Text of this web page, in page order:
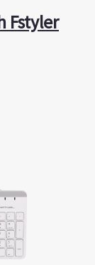
Fstyler